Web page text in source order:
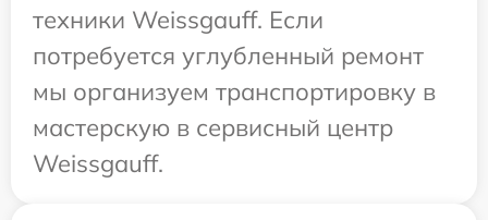
техники Weissgauff. Если
потребуется углубленный ремонт
мы организуем транспортировку в
мастерскую в сервисный центр
Weissgauff.